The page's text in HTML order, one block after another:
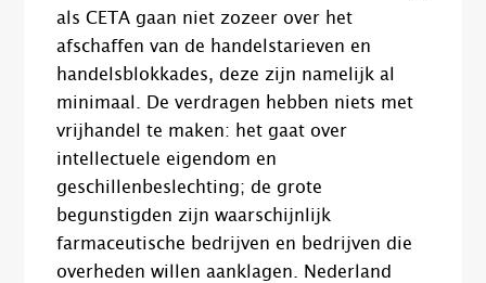
als CETA gaan niet zozeer over het
afschaffen van de handelstarieven en
handelsblokkades, deze zijn namelijk al
minimaal. De verdragen hebben niets met
vrijhandel te maken: het gaat over
intellectuele eigendom en
geschillenbeslechting; de grote
begunstigden zijn waarschijnlijk
farmaceutische bedrijven en bedrijven die
overheden willen aanklagen. Nederland